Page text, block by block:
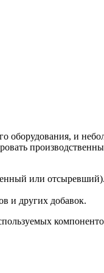
оборудования, и
или отсыревший).
и других добавок.